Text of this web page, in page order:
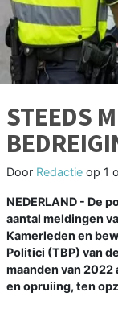
STEEDS
Door Redactie op 1
NEDERLAND - De
aantal meldingen
Kamerleden en
Politici (TBP) van
maanden van
en opruiing, ten